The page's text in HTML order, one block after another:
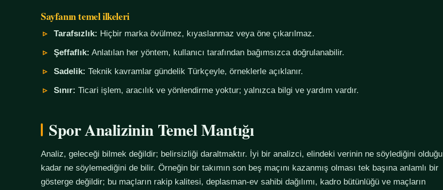
Sayfanın temel ilkeleri
Tarafsızlık: Hiçbir marka övülmez, kıyaslanmaz veya öne çıkarılmaz.
Şeffaflık: Anlatılan her yöntem, kullanıcı tarafından bağımsızca doğrulanabilir.
Sadelik: Teknik kavramlar gündelik Türkçeyle, örneklerle açıklanır.
Sınır: Ticari işlem, aracılık ve yönlendirme yoktur; yalnızca bilgi ve yardım vardır.
Spor Analizinin Temel Mantığı
Analiz, geleceği bilmek değildir; belirsizliği daraltmaktır. İyi bir analizci, elindeki verinin ne söylediğini olduğu
kadar ne söylemediğini de bilir. Örneğin bir takımın son beş maçını kazanmış olması tek başına anlamlı bir
gösterge değildir; bu maçların rakip kalitesi, deplasman-ev sahibi dağılımı, kadro bütünlüğü ve maçların